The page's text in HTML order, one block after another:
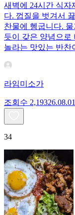
새벽에 24시간 식자
다. 껍질을 벗겨서
찬물에 헹굽니다.
듯이 갖은 양념으로
놀라는 맛있는 반찬
라임미소가
조회수 2,19326.08.01
34